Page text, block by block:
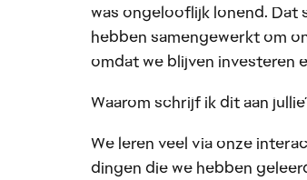
was ongelooflijk lonend. Dat
hebben samengewerkt om
omdat we blijven investeren
Waarom schrijf ik dit aan
We leren veel via onze
dingen die we hebben